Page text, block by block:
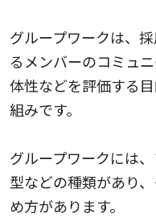
グループワークは、
るメンバーのコミュ
体性などを評価する
組みです。
グループワークには
型などの種類があり
め方があります。